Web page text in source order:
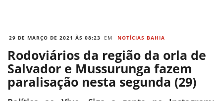
29 DE MARÇO DE 2021 ÀS 08:23 EM NOTÍCIAS BAHIA
Rodoviários da região da orla de
Salvador e Mussurunga fazem
paralisação nesta segunda (29)